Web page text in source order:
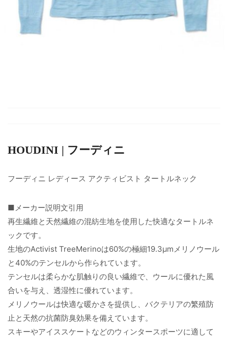
HOUDINI | フーディニ
フーディニ レディース アクティビスト タートルネック
■メーカー説明文引用
再生繊維と天然繊維の混紡生地を使用した快適なタートルネ
ックです。
生地のActivist TreeMerinoは60%の極細19.3μmメリノウール
と40%のテンセルから作られています。
テンセルは柔らかな肌触りの良い繊維で、ウールに優れた風
合いを与え、透湿性に優れています。
メリノウールは快適な暖かさを提供し、バクテリアの繁殖防
止と天然の抗菌防臭効果を備えています。
スキーやアイススケートなどのウィンタースポーツに適して